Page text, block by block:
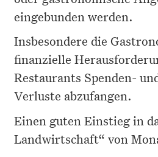
eingebunden werden.
Insbesondere die
finanzielle
Restaurants Spenden-
Verluste abzufangen.
Einen guten Einstieg in
Landwirtschaft“ von